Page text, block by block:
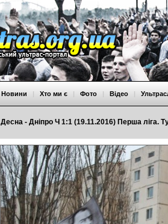
Десна - Дніпро Ч 1:1 (19.11.2016) Перша ліга.
Новини | Хто ми є | Фото | Відео |